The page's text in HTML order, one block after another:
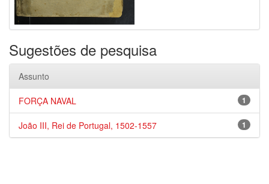
Sugestões de pesquisa
Assunto
1
FORÇA NAVAL
1
João III, Rei de Portugal, 1502-1557